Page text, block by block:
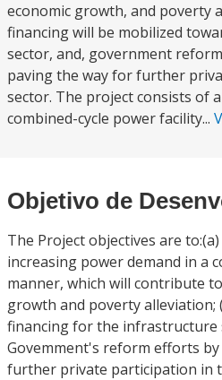
economic growth, and poverty
financing will be mobilized
sector, and, government
paving the way for further
sector. The project consists of
combined-cycle power facility...
Objetivo de
The Project objectives are
increasing power demand in a
manner, which will contribute
growth and poverty
financing for the infrastructure
Govemment's reform efforts
further private participation in